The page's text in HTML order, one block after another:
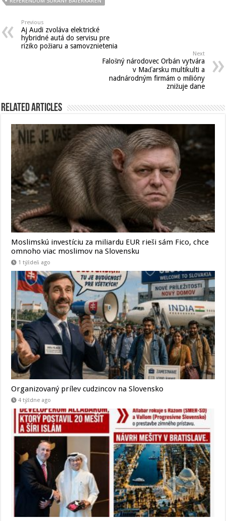
Previous
Aj Audi zvoláva elektrické
hybridné autá do servisu pre
riziko požiaru a samovznietenia
Next
Falošný národovec Orbán vytvára
v Maďarsku multikulti a
nadnárodným firmám o milióny
znižuje dane
Related Articles
Moslimskú investíciu za miliardu EUR rieši sám Fico, chce
omnoho viac moslimov na Slovensku
1 týždeň ago
Organizovaný prílev cudzincov na Slovensko
4 týždne ago